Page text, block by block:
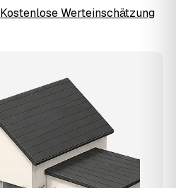
Kostenlose Werteinschätzung